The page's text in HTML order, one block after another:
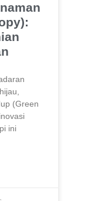
(Green
ini